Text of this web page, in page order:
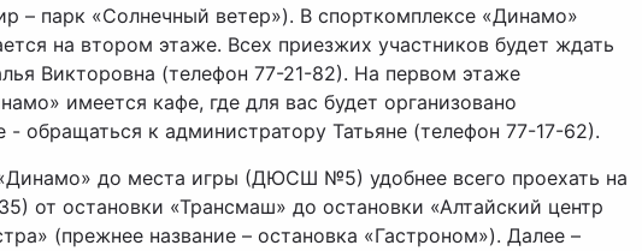
– парк «Солнечный ветер»). В спорткомплексе «Динамо»
на втором этаже. Всех приезжих участников будет ждать
Викторовна (телефон 77-21-82). На первом этаже
имеется кафе, где для вас будет организовано
- обращаться к администратору Татьяне (телефон 77-17-62).
до места игры (ДЮСШ №5) удобнее всего проехать на
от остановки «Трансмаш» до остановки «Алтайский центр
(прежнее название – остановка «Гастроном»). Далее –